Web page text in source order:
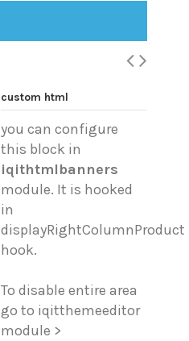
custom html
you can configure
this block in
iqithtmlbanners
module. It is hooked
in
displayRightColumnProduct
hook.
To disable entire area
go to iqitthemeeditor
module >